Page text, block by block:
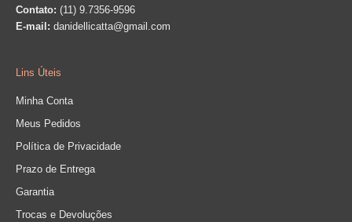
Contato: (11) 9.7356-9596
E-mail: danidellicatta@gmail.com
Lins Úteis
Minha Conta
Meus Pedidos
Política de Privacidade
Prazo de Entrega
Garantia
Trocas e Devoluções